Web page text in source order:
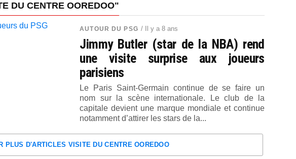
DU CENTRE OOREDOO"
AUTOUR DU PSG / Il y a 8 ans
Jimmy Butler (star de la NBA) rend
une visite surprise aux joueurs
parisiens
Le Paris Saint-Germain continue de se faire un
nom sur la scène internationale. Le club de la
capitale devient une marque mondiale et continue
notamment d’attirer les stars de la...
PLUS D'ARTICLES VISITE DU CENTRE OOREDOO